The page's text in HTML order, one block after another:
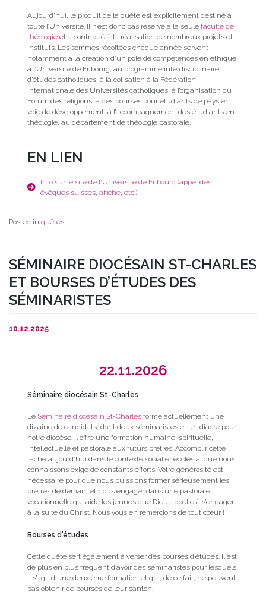
Aujourd’hui, le produit de la quête est explicitement destiné à
toute l’Université. Il n’est donc pas réservé à la seule faculté de
théologieet a contribué à la réalisation de nombreux projets et
instituts. Les sommes récoltées chaque année servent
notamment à la création d’un pôle de compétences en éthique
à l’Université de Fribourg, au programme interdisciplinaire
d’études catholiques, à la cotisation à la Fédération
internationale des Universités catholiques, à l’organisation du
Forum des religions, à des bourses pour étudiants de pays en
voie de développement, à l’accompagnement des étudiants en
théologie, au département de théologie pastorale.
EN LIEN
Info sur le site de l'Université de Fribourg (appel des
évêques suisses, affiche, etc.)
Posted in quêtes
SÉMINAIRE DIOCÉSAIN ST-CHARLES
ET BOURSES D’ÉTUDES DES
SÉMINARISTES
10.12.2025
22.11.2026
Séminaire diocésain St-Charles
Le Séminaire diocésain St-Charlesforme actuellement une
dizaine de candidats, dont deux séminaristes et un diacre pour
notre diocèse. Il offre une formation humaine, spirituelle,
intellectuelle et pastorale aux futurs prêtres. Accomplir cette
tâche aujourd’hui dans le contexte social et ecclésial que nous
connaissons exige de constants efforts. Votre générosité est
nécessaire pour que nous puissions former sérieusement les
prêtres de demain et nous engager dans une pastorale
vocationnelle qui aide les jeunes que Dieu appelle à s’engager
à la suite du Christ. Nous vous en remercions de tout cœur !
Bourses d’études
Cette quête sert également à verser des bourses d’études. Il est
de plus en plus fréquent d’avoir des séminaristes pour lesquels
il s’agit d’une deuxième formation et qui, de ce fait, ne peuvent
pas obtenir de bourses de leur canton.